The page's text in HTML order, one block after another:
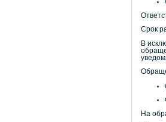
Срок
В
На